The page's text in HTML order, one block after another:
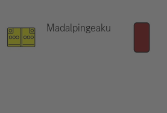
Madalpingeaku